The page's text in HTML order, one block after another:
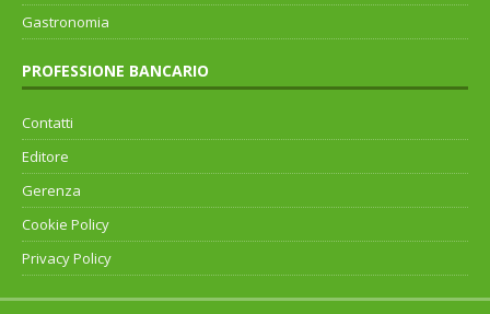
Gastronomia
PROFESSIONE BANCARIO
Contatti
Editore
Gerenza
Cookie Policy
Privacy Policy